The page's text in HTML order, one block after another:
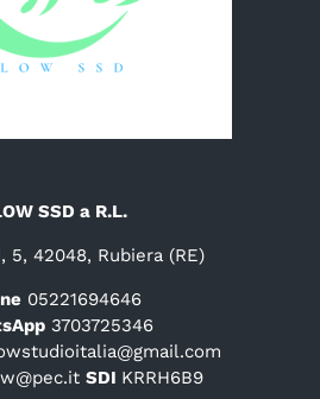
SSD a R.L.
5, 42048, Rubiera (RE)
05221694646
3703725346
SDI KRRH6B9